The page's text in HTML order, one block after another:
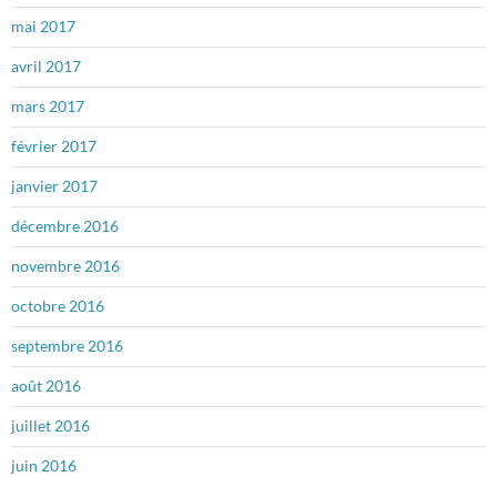
mai 2017
avril 2017
mars 2017
février 2017
janvier 2017
décembre 2016
novembre 2016
octobre 2016
septembre 2016
août 2016
juillet 2016
juin 2016